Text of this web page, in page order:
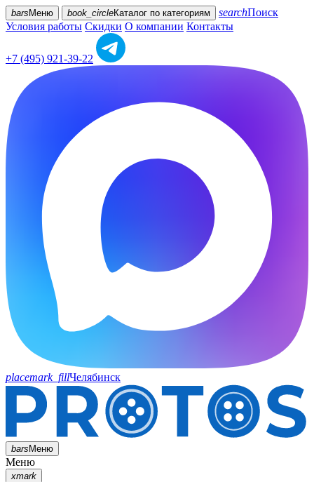
bars Меню book_circleКаталог по категориям searchПоиск
Условия работы Скидки О компании Контакты
+7 (495) 921-39-22
placemark_fillЧелябинск
barsМеню
Меню
xmark